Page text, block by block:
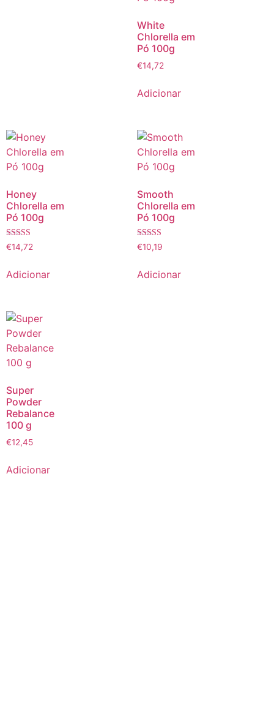
White
Chlorella em
Pó 100g
€14,72
Adicionar
Honey
Chlorella em
Pó 100g
Avaliação
5.00
€14,72
Adicionar
Smooth
Chlorella em
Pó 100g
Avaliação
5.00
€10,19
Adicionar
Super
Powder
Rebalance
100 g
€12,45
Adicionar